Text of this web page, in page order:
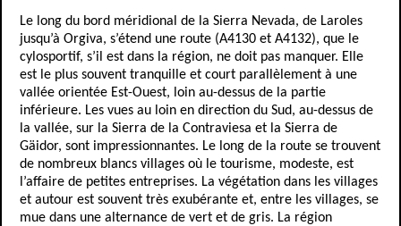
Le long du bord méridional de la Sierra Nevada, de Laroles
jusqu’à Orgiva, s’étend une route (A4130 et A4132), que le
cylosportif, s’il est dans la région, ne doit pas manquer. Elle
est le plus souvent tranquille et court parallèlement à une
vallée orientée Est-Ouest, loin au-dessus de la partie
inférieure. Les vues au loin en direction du Sud, au-dessus de
la vallée, sur la Sierra de la Contraviesa et la Sierra de
Gäidor, sont impressionnantes. Le long de la route se trouvent
de nombreux blancs villages où le tourisme, modeste, est
l’affaire de petites entreprises. La végétation dans les villages
et autour est souvent très exubérante et, entre les villages, se
mue dans une alternance de vert et de gris. La région